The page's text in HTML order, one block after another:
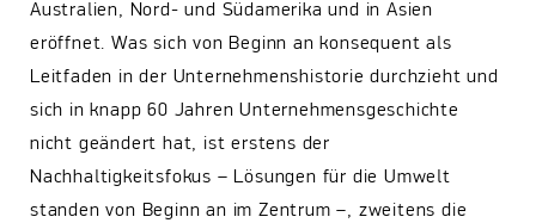
Australien, Nord- und Südamerika und in Asien
eröffnet. Was sich von Beginn an konsequent als
Leitfaden in der Unternehmenshistorie durchzieht und
sich in knapp 60 Jahren Unternehmensgeschichte
nicht geändert hat, ist erstens der
Nachhaltigkeitsfokus – Lösungen für die Umwelt
standen von Beginn an im Zentrum –, zweitens die